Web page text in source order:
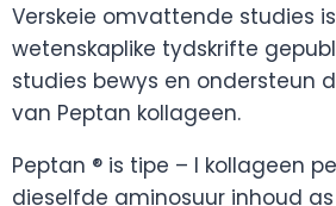
Verskeie omvattende studies
wetenskaplike tydskrifte
studies bewys en ondersteun
van Peptan kollageen.
Peptan ® is tipe – I kollageen
dieselfde aminosuur inhoud